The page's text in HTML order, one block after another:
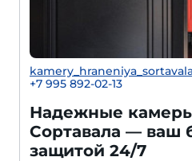
+7 995 892-02-13
Надежные
Сортавала — ваш
защитой 24/7